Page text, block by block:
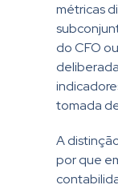
métricas
do CFO
tomada
A
por que